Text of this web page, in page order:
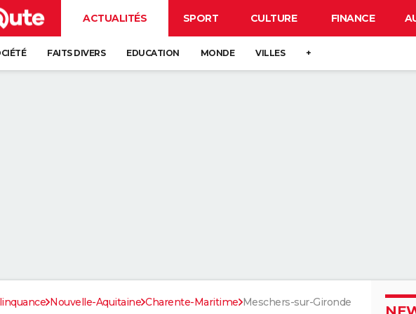
ACTUALITÉS SPORT CULTURE FINANCE
FAITS DIVERS EDUCATION MONDE VILLES +
Nouvelle-Aquitaine Charente-Maritime Meschers-sur-Gironde